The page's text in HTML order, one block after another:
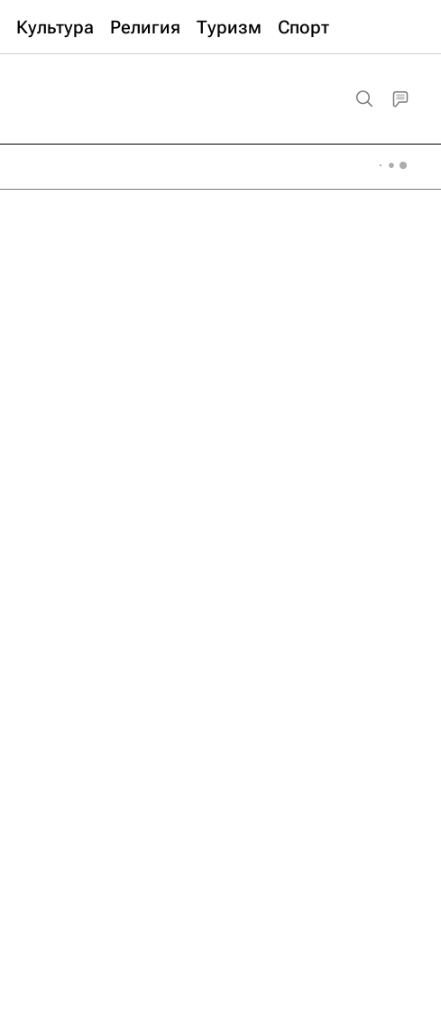
Культура Религия Туризм Спорт